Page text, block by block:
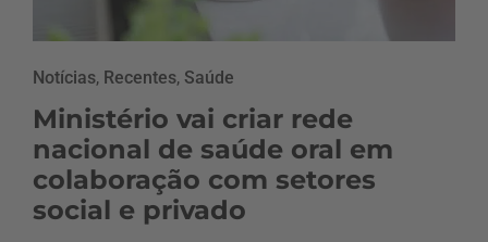
Notícias, Recentes, Saúde
Ministério vai criar rede
nacional de saúde oral em
colaboração com setores
social e privado